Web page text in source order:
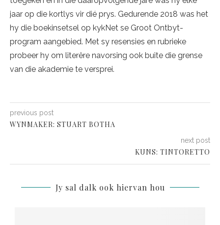
jaar op die kortlys vir dié prys. Gedurende 2018 was het
hy die boekinsetsel op kykNet se Groot Ontbyt-
program aangebied. Met sy resensies en rubrieke
probeer hy om literêre navorsing ook buite die grense
van die akademie te versprei.
previous post
WYNMAKER: STUART BOTHA
next post
KUNS: TINTORETTO
Jy sal dalk ook hiervan hou